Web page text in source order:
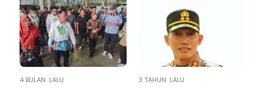
4 BULAN LALU 3 TAHUN LALU